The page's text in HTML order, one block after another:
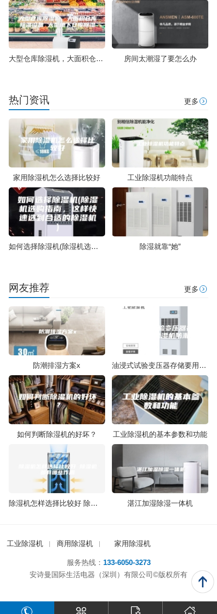
大型仓库除湿机，大面积仓库除湿设备 大型地下仓库除湿机 房间太潮湿了要怎么办
热门资讯 更多
家用除湿机怎么选择比较好 工业除湿机功能特点
如何选择除湿机(除湿机选购指南，这样快速选到合适的除湿机) 除湿就靠“她”
网友推荐 更多
防潮排湿方案x 油浸式试验变压器存储要用除湿机防潮
如何判断除湿机的好坏？ 工业除湿机的基本参数和功能
除湿机怎样选择比较好 除湿机都有哪些作用 湛江加湿除湿一体机
工业除湿机 商用除湿机 家用除湿机
服务热线： 133-6050-3273
安诗曼国际生活电器（深圳）有限公司©版权所有